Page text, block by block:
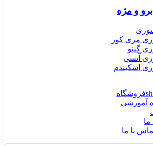
و مژه
مری کور
گینو
آنسی
اسکیندم
فروشگاه
آموزشی
ما
با ما